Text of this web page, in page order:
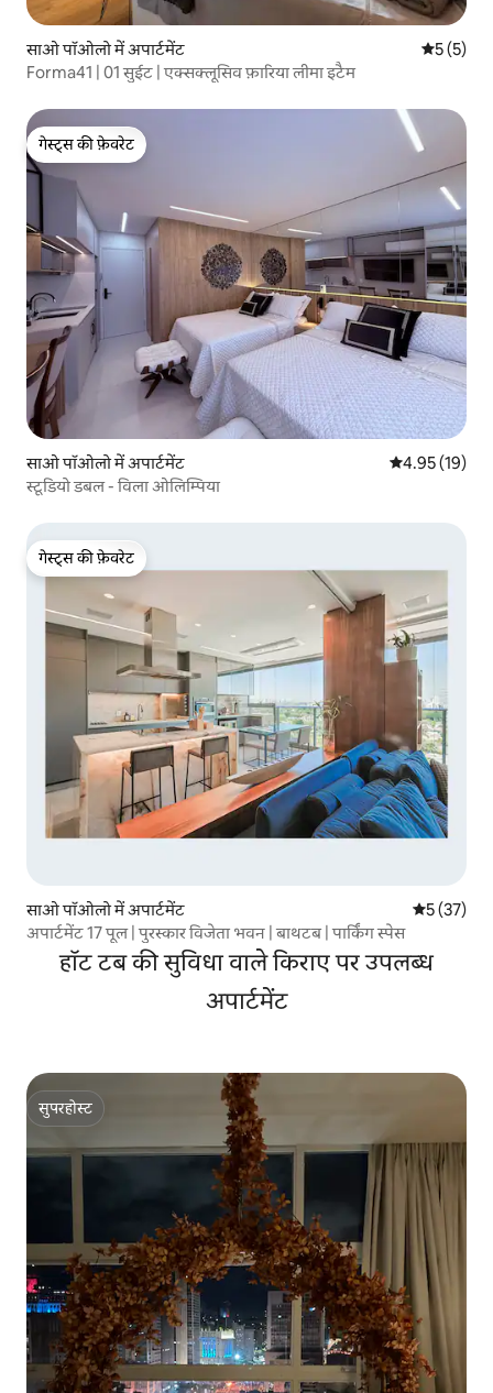
साओ पॉओलो में अपार्टमेंट औसत रेटिंग
5 (5)
Forma41 | 01 सुईट | एक्सक्लूसिव फ़ारिया लीमा इटैम
गेस्ट्स की फ़ेवरेट
गेस्ट्स की फ़ेवरेट
साओ पॉओलो में अपार्टमेंट औसत रेटिंग 5 में
4.95 (19)
स्टूडियो डबल - विला ओलिम्पिया
गेस्ट्स की फ़ेवरेट
गेस्ट्स की फ़ेवरेट
साओ पॉओलो में अपार्टमेंट औसत रेटिंग
5 (37)
अपार्टमेंट 17 पूल | पुरस्कार विजेता भवन | बाथटब | पार्किंग स्पेस
हॉट टब की सुविधा वाले किराए पर उपलब्ध
अपार्टमेंट
सुपरहोस्ट
सुपरहोस्ट